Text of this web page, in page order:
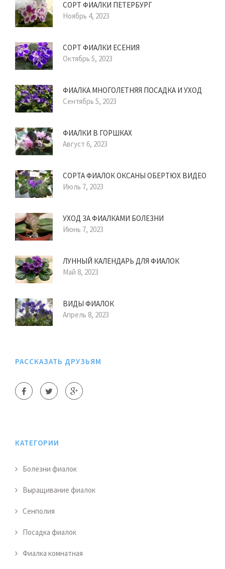
СОРТ ФИАЛКИ ПЕТЕРБУРГ
Ноябрь 4, 2023
СОРТ ФИАЛКИ ЕСЕНИЯ
Октябрь 5, 2023
ФИАЛКА МНОГОЛЕТНЯЯ ПОСАДКА И УХОД
Сентябрь 5, 2023
ФИАЛКИ В ГОРШКАХ
Август 6, 2023
СОРТА ФИАЛОК ОКСАНЫ ОБЕРТЮХ ВИДЕО
Июль 7, 2023
УХОД ЗА ФИАЛКАМИ БОЛЕЗНИ
Июнь 7, 2023
ЛУННЫЙ КАЛЕНДАРЬ ДЛЯ ФИАЛОК
Май 8, 2023
ВИДЫ ФИАЛОК
Апрель 8, 2023
РАССКАЗАТЬ ДРУЗЬЯМ
КАТЕГОРИИ
Болезни фиалок
Выращивание фиалок
Сенполия
Посадка фиалок
Фиалка комнатная